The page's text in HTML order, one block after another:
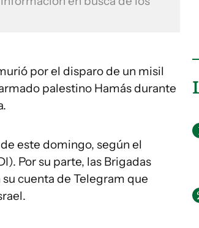
por el disparo de un misil
palestino Hamás durante
este domingo, según el
Por su parte, las Brigadas
cuenta de Telegram que